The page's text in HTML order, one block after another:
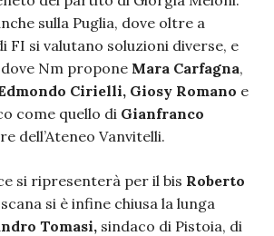
sulla Puglia, dove oltre a
FI si valutano soluzioni diverse, e
Nm propone Mara Carfagna,
Cirielli, Giosy Romano e
come quello di Gianfranco
dell’Ateneo Vanvitelli.
si ripresenterà per il bis Roberto
si è infine chiusa la lunga
Tomasi, sindaco di Pistoia, di